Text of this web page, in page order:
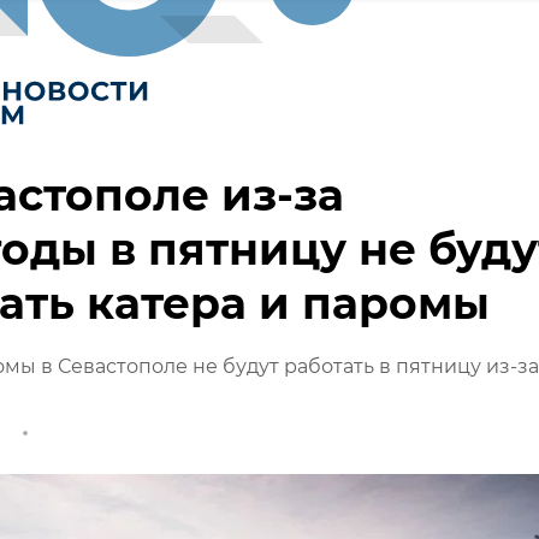
из-за
в пятницу не
катера и паромы
в Севастополе не будут работать в пятницу из-за